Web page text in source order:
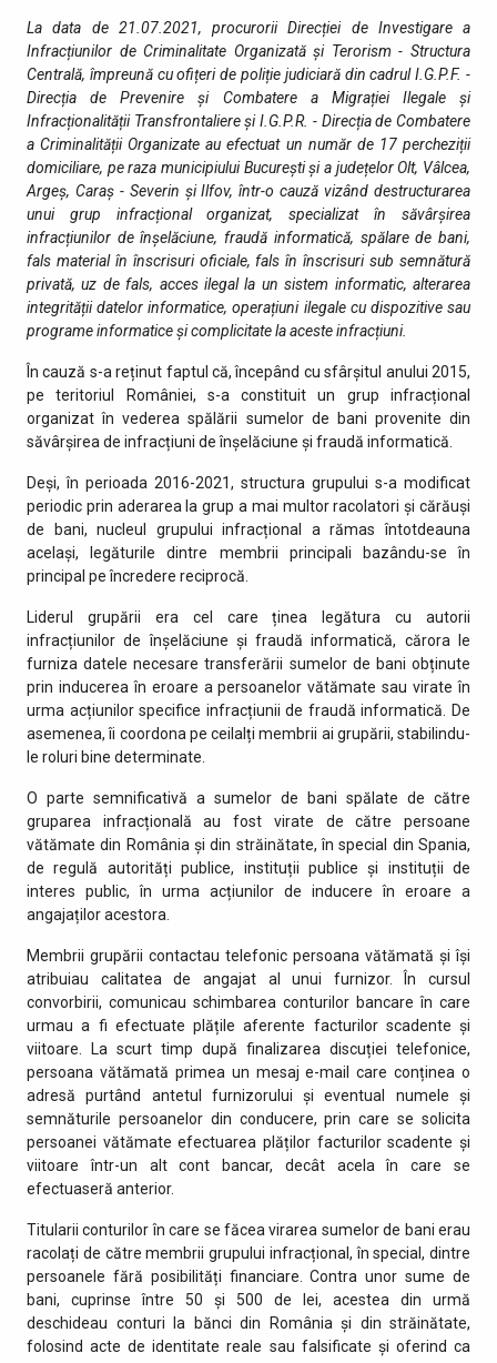
La data de 21.07.2021, procurorii Direcției de Investigare a
Infracțiunilor de Criminalitate Organizată și Terorism - Structura
Centrală, împreună cu ofițeri de poliție judiciară din cadrul I.G.P.F. -
Direcția de Prevenire şi Combatere a Migrației Ilegale şi
Infracționalității Transfrontaliere și I.G.P.R. - Direcția de Combatere
a Criminalității Organizate au efectuat un număr de 17 percheziții
domiciliare, pe raza municipiului București și a județelor Olt, Vâlcea,
Argeș, Caraș - Severin și Ilfov, într-o cauză vizând destructurarea
unui grup infracțional organizat, specializat în săvârșirea
infracțiunilor de înșelăciune, fraudă informatică, spălare de bani,
fals material în înscrisuri oficiale, fals în înscrisuri sub semnătură
privată, uz de fals, acces ilegal la un sistem informatic, alterarea
integrității datelor informatice, operațiuni ilegale cu dispozitive sau
programe informatice și complicitate la aceste infracțiuni.
În cauză s-a reținut faptul că, începând cu sfârșitul anului 2015,
pe teritoriul României, s-a constituit un grup infracțional
organizat în vederea spălării sumelor de bani provenite din
săvârșirea de infracțiuni de înșelăciune și fraudă informatică.
Deși, în perioada 2016-2021, structura grupului s-a modificat
periodic prin aderarea la grup a mai multor racolatori și cărăuși
de bani, nucleul grupului infracțional a rămas întotdeauna
același, legăturile dintre membrii principali bazându-se în
principal pe încredere reciprocă.
Liderul grupării era cel care ținea legătura cu autorii
infracțiunilor de înșelăciune și fraudă informatică, cărora le
furniza datele necesare transferării sumelor de bani obținute
prin inducerea în eroare a persoanelor vătămate sau virate în
urma acțiunilor specifice infracțiunii de fraudă informatică. De
asemenea, îi coordona pe ceilalți membrii ai grupării, stabilindu-
le roluri bine determinate.
O parte semnificativă a sumelor de bani spălate de către
gruparea infracțională au fost virate de către persoane
vătămate din România și din străinătate, în special din Spania,
de regulă autorități publice, instituții publice și instituții de
interes public, în urma acțiunilor de inducere în eroare a
angajaților acestora.
Membrii grupării contactau telefonic persoana vătămată și își
atribuiau calitatea de angajat al unui furnizor. În cursul
convorbirii, comunicau schimbarea conturilor bancare în care
urmau a fi efectuate plățile aferente facturilor scadente și
viitoare. La scurt timp după finalizarea discuției telefonice,
persoana vătămată primea un mesaj e-mail care conținea o
adresă purtând antetul furnizorului și eventual numele și
semnăturile persoanelor din conducere, prin care se solicita
persoanei vătămate efectuarea plăților facturilor scadente și
viitoare într-un alt cont bancar, decât acela în care se
efectuaseră anterior.
Titularii conturilor în care se făcea virarea sumelor de bani erau
racolați de către membrii grupului infracțional, în special, dintre
persoanele fără posibilități financiare. Contra unor sume de
bani, cuprinse între 50 și 500 de lei, acestea din urmă
deschideau conturi la bănci din România și din străinătate,
folosind acte de identitate reale sau falsificate și oferind ca